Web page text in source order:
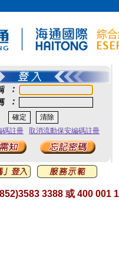
碼註冊 取消流動保安編碼註冊
3388 或 400 001